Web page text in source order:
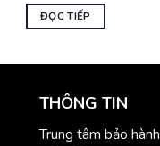
ĐỌC TIẾP
THÔNG TIN
Trung tâm bảo hành